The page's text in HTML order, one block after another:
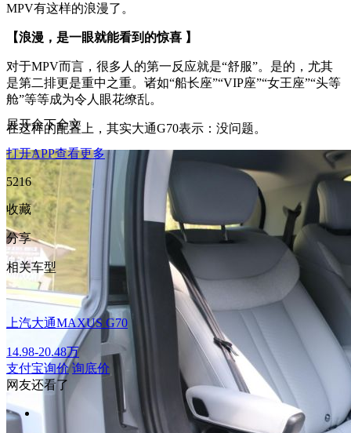
MPV有这样的浪漫了。
【浪漫，是一眼就能看到的惊喜 】
对于MPV而言，很多人的第一反应就是“舒服”。是的，尤其
是第二排更是重中之重。诸如“船长座”“VIP座”“女王座”“头等
舱”等等成为令人眼花缭乱。
在这样的配置上，其实大通G70表示：没问题。
展开余下全文
打开APP查看更多
5216
收藏
分享
相关车型
上汽大通MAXUS G70
14.98-20.48万
支付宝询价 询底价
网友还看了